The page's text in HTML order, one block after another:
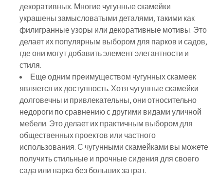
декоративных. Многие чугунные скамейки
украшены замысловатыми деталями, такими как
филигранные узоры или декоративные мотивы. Это
делает их популярным выбором для парков и садов,
где они могут добавить элемент элегантности и
стиля.
Еще одним преимуществом чугунных скамеек
является их доступность. Хотя чугунные скамейки
долговечны и привлекательны, они относительно
недороги по сравнению с другими видами уличной
мебели. Это делает их практичным выбором для
общественных проектов или частного
использования. С чугунными скамейками вы можете
получить стильные и прочные сидения для своего
сада или парка без больших затрат.